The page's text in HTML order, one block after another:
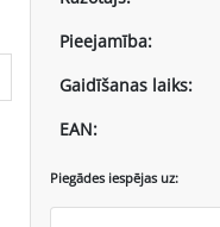
Pieejamība:
Gaidīšanas laiks:
EAN:
Piegādes iespējas uz: